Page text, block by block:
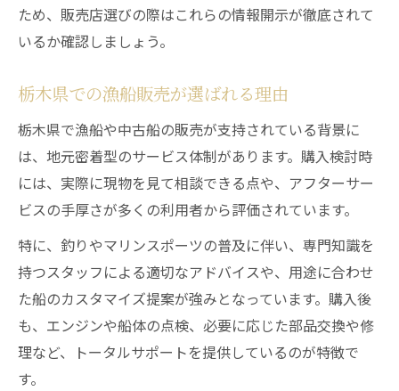
ため、販売店選びの際はこれらの情報開示が徹底されて
いるか確認しましょう。
栃木県での漁船販売が選ばれる理由
栃木県で漁船や中古船の販売が支持されている背景に
は、地元密着型のサービス体制があります。購入検討時
には、実際に現物を見て相談できる点や、アフターサー
ビスの手厚さが多くの利用者から評価されています。
特に、釣りやマリンスポーツの普及に伴い、専門知識を
持つスタッフによる適切なアドバイスや、用途に合わせ
た船のカスタマイズ提案が強みとなっています。購入後
も、エンジンや船体の点検、必要に応じた部品交換や修
理など、トータルサポートを提供しているのが特徴で
す。